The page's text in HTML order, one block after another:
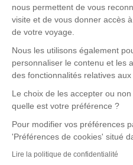
nous permettent de vous
visite et de vous donner accès
de votre voyage.
Nous les utilisons également
personnaliser le contenu et les
des fonctionnalités relatives aux
Le choix de les accepter ou
quelle est votre préférence ?
Pour modifier vos préférences
'Préférences de cookies' situé
Lire la politique de confidentialité